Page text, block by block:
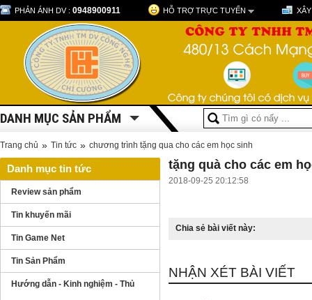
PHẢN ÁNH DV : 0948900911 HỖ TRỢ TRỰC TUYẾN
DANH MỤC SẢN PHẨM
Trang chủ » Tin tức » chương trình tặng qua cho các em học sinh
Danh mục tin tức
Review sản phẩm
Tin khuyến mãi
Tin Game Net
Tin Sản Phẩm
Hướng dẫn - Kinh nghiệm - Thủ
tặng quà cho các em
2018-09-25 20:12:58
Chia sẻ bài viết này:
NHẬN XÉT BÀI VIẾT